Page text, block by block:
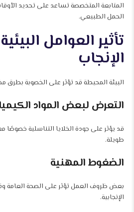
المتابعة المتخصصة تساعد على تحديد
الحمل الطبيعي.
تأثير العوامل
الإنجاب
البيئة المحيطة قد تؤثر على الخصوبة بطرق
التعرض لبعض المواد
قد يؤثر على جودة الخلايا التناسلية خصوصًا
طويلة.
الضغوط المهنية
بعض ظروف العمل تؤثر على الصحة العامة
الإنجابية.